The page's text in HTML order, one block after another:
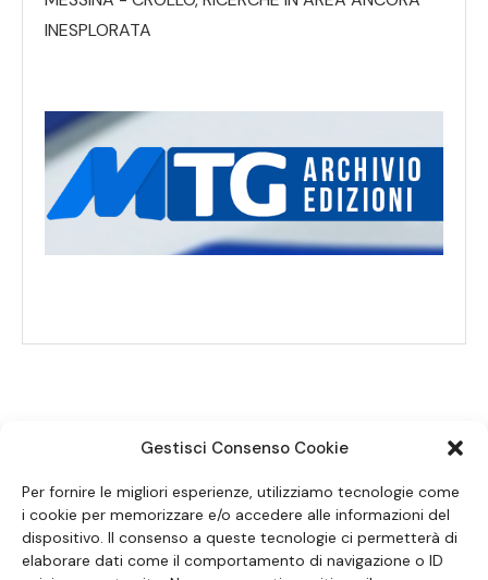
Gestisci Consenso Cookie
Per fornire le migliori esperienze, utilizziamo tecnologie come
i cookie per memorizzare e/o accedere alle informazioni del
dispositivo. Il consenso a queste tecnologie ci permetterà di
elaborare dati come il comportamento di navigazione o ID
INESPLORATA
SEGUICI SUI SOCIAL